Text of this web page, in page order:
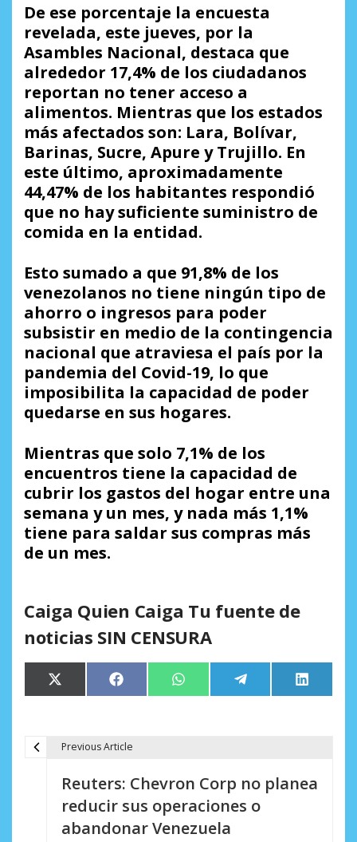
De ese porcentaje la encuesta
revelada, este jueves, por la
Asambles Nacional, destaca que
alrededor 17,4% de los ciudadanos
reportan no tener acceso a
alimentos. Mientras que los estados
más afectados son: Lara, Bolívar,
Barinas, Sucre, Apure y Trujillo. En
este último, aproximadamente
44,47% de los habitantes respondió
que no hay suficiente suministro de
comida en la entidad.
Esto sumado a que 91,8% de los
venezolanos no tiene ningún tipo de
ahorro o ingresos para poder
subsistir en medio de la contingencia
nacional que atraviesa el país por la
pandemia del Covid-19, lo que
imposibilita la capacidad de poder
quedarse en sus hogares.
Mientras que solo 7,1% de los
encuentros tiene la capacidad de
cubrir los gastos del hogar entre una
semana y un mes, y nada más 1,1%
tiene para saldar sus compras más
de un mes.
Caiga Quien Caiga Tu fuente de
noticias SIN CENSURA
Compartir
en
X
(Twitter)
Compartir
en
Facebook Compartir
en
WhatsApp Compartir
en
Telegram
en
LinkedIn
Previous Article
Reuters: Chevron Corp no planea
reducir sus operaciones o
abandonar Venezuela